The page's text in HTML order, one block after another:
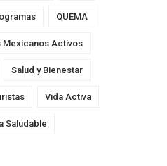
QUEMA
Mexicanos Activos
Salud y Bienestar
Vida Activa
Saludable